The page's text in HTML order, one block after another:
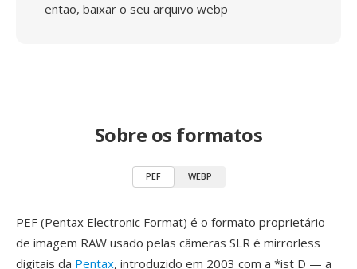
então, baixar o seu arquivo webp
Sobre os formatos
PEF WEBP
PEF (Pentax Electronic Format) é o formato proprietário
de imagem RAW usado pelas câmeras SLR é mirrorless
digitais da Pentax, introduzido em 2003 com a *ist D — a